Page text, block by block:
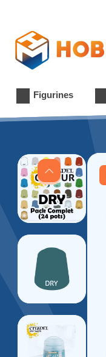
Figurines